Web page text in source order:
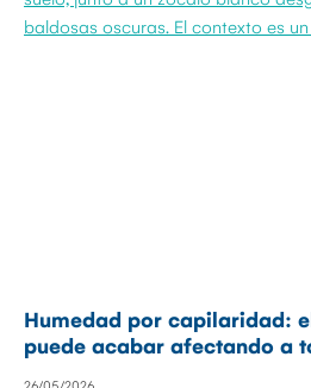
Humedad por capilaridad:
puede acabar afectando a